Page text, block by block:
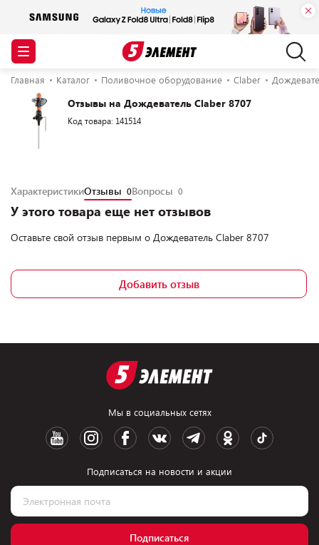
Главная Каталог Поливочное оборудование Claber
Отзывы на Дождеватель Claber 8707
Код товара: 141514
ХарактеристикиОтзывы 0Вопросы 0
У этого товара еще нет отзывов
Оставьте свой отзыв первым о Дождеватель Claber 8707
Добавить отзыв
Мы в социальных сетях
Подписаться на новости и акции
Подписаться